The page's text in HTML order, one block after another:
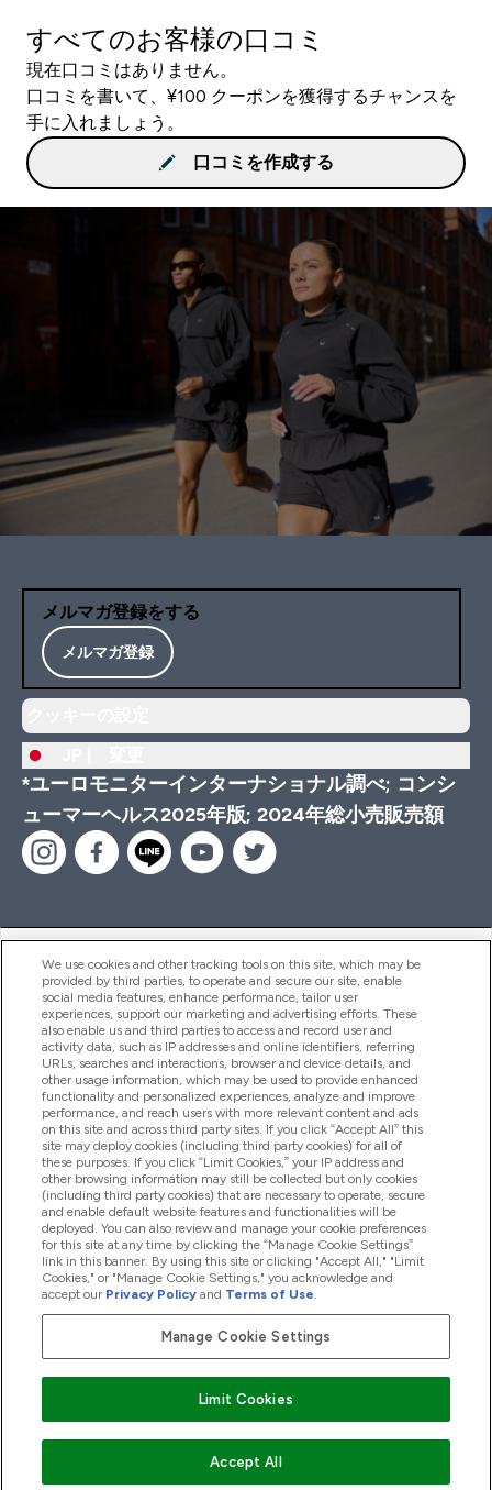
すべてのお客様の口コミ
現在口コミはありません。
口コミを書いて、¥100 クーポンを獲得するチャンスを
手に入れましょう。
口コミを作成する
メルマガ登録をする
メルマガ登録
*ユーロモニターインターナショナル調べ; コンシ
ューマーヘルス2025年版; 2024年総小売販売額
ヘルプ＆ガイド
商品について
会社概要
特典＆ポイント
2026 The Hut.com Ltd
Pay with
We use cookies and other tracking tools on this site, which may be
provided by third parties, to operate and secure our site, enable
social media features, enhance performance, tailor user
experiences, support our marketing and advertising efforts. These
also enable us and third parties to access and record user and
activity data, such as IP addresses and online identifiers, referring
URLs, searches and interactions, browser and device details, and
other usage information, which may be used to provide enhanced
functionality and personalized experiences, analyze and improve
performance, and reach users with more relevant content and ads
on this site and across third party sites. If you click “Accept All” this
site may deploy cookies (including third party cookies) for all of
these purposes. If you click “Limit Cookies,” your IP address and
other browsing information may still be collected but only cookies
(including third party cookies) that are necessary to operate, secure
and enable default website features and functionalities will be
deployed. You can also review and manage your cookie preferences
for this site at any time by clicking the “Manage Cookie Settings”
link in this banner. By using this site or clicking "Accept All," "Limit
Cookies," or "Manage Cookie Settings," you acknowledge and
accept our Privacy Policy and Terms of Use.
Manage Cookie Settings
Limit Cookies
Accept All